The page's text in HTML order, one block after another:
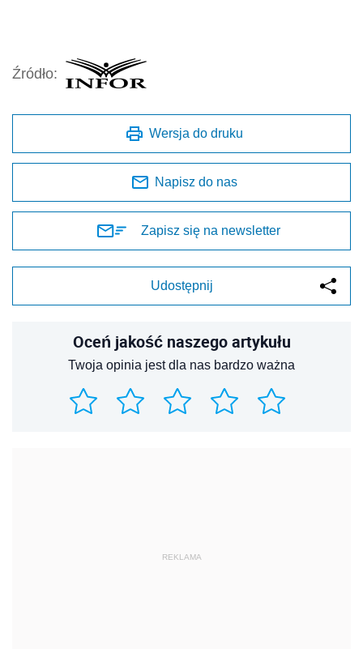
Źródło:
Wersja do druku
Napisz do nas
Zapisz się na newsletter
Udostępnij
Oceń jakość naszego artykułu
Twoja opinia jest dla nas bardzo ważna
REKLAMA